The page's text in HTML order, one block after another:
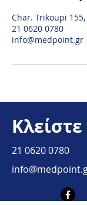
Char. Trikoupi
21 0620 0780
info@medpoint.gr
21 0620 0780